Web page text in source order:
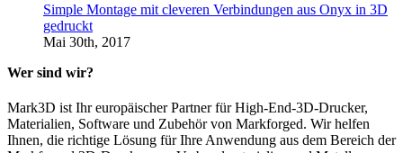
Simple Montage mit cleveren Verbindungen aus Onyx in 3D
gedruckt
Mai 30th, 2017
Wer sind wir?
Mark3D ist Ihr europäischer Partner für High-End-3D-Drucker,
Materialien, Software und Zubehör von Markforged. Wir helfen
Ihnen, die richtige Lösung für Ihre Anwendung aus dem Bereich der